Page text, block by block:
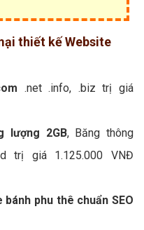
thiết kế Website
.net .info, .biz trị giá
lượng 2GB, Băng thông
trị giá 1.125.000 VNĐ
phu thê chuẩn SEO